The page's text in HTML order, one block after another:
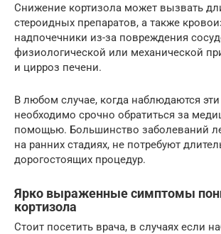
Снижение кортизола может вызвать
стероидных препаратов, а также
надпочечники из-за повреждения
физиологической или механической
и цирроз печени.
В любом случае, когда наблюдаются
необходимо срочно обратиться за
помощью. Большинство заболеваний
на ранних стадиях, не потребуют
дорогостоящих процедур.
Ярко выраженные симптомы
кортизола
Стоит посетить врача, в случаях если